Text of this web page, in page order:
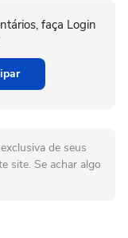
faça Login
de seus
site. Se achar algo